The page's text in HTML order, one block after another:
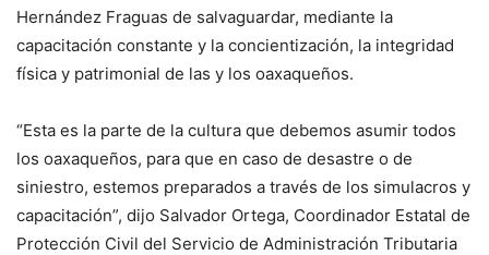
Hernández Fraguas de salvaguardar, mediante la
capacitación constante y la concientización, la integridad
física y patrimonial de las y los oaxaqueños.
“Esta es la parte de la cultura que debemos asumir todos
los oaxaqueños, para que en caso de desastre o de
siniestro, estemos preparados a través de los simulacros y
capacitación”, dijo Salvador Ortega, Coordinador Estatal de
Protección Civil del Servicio de Administración Tributaria